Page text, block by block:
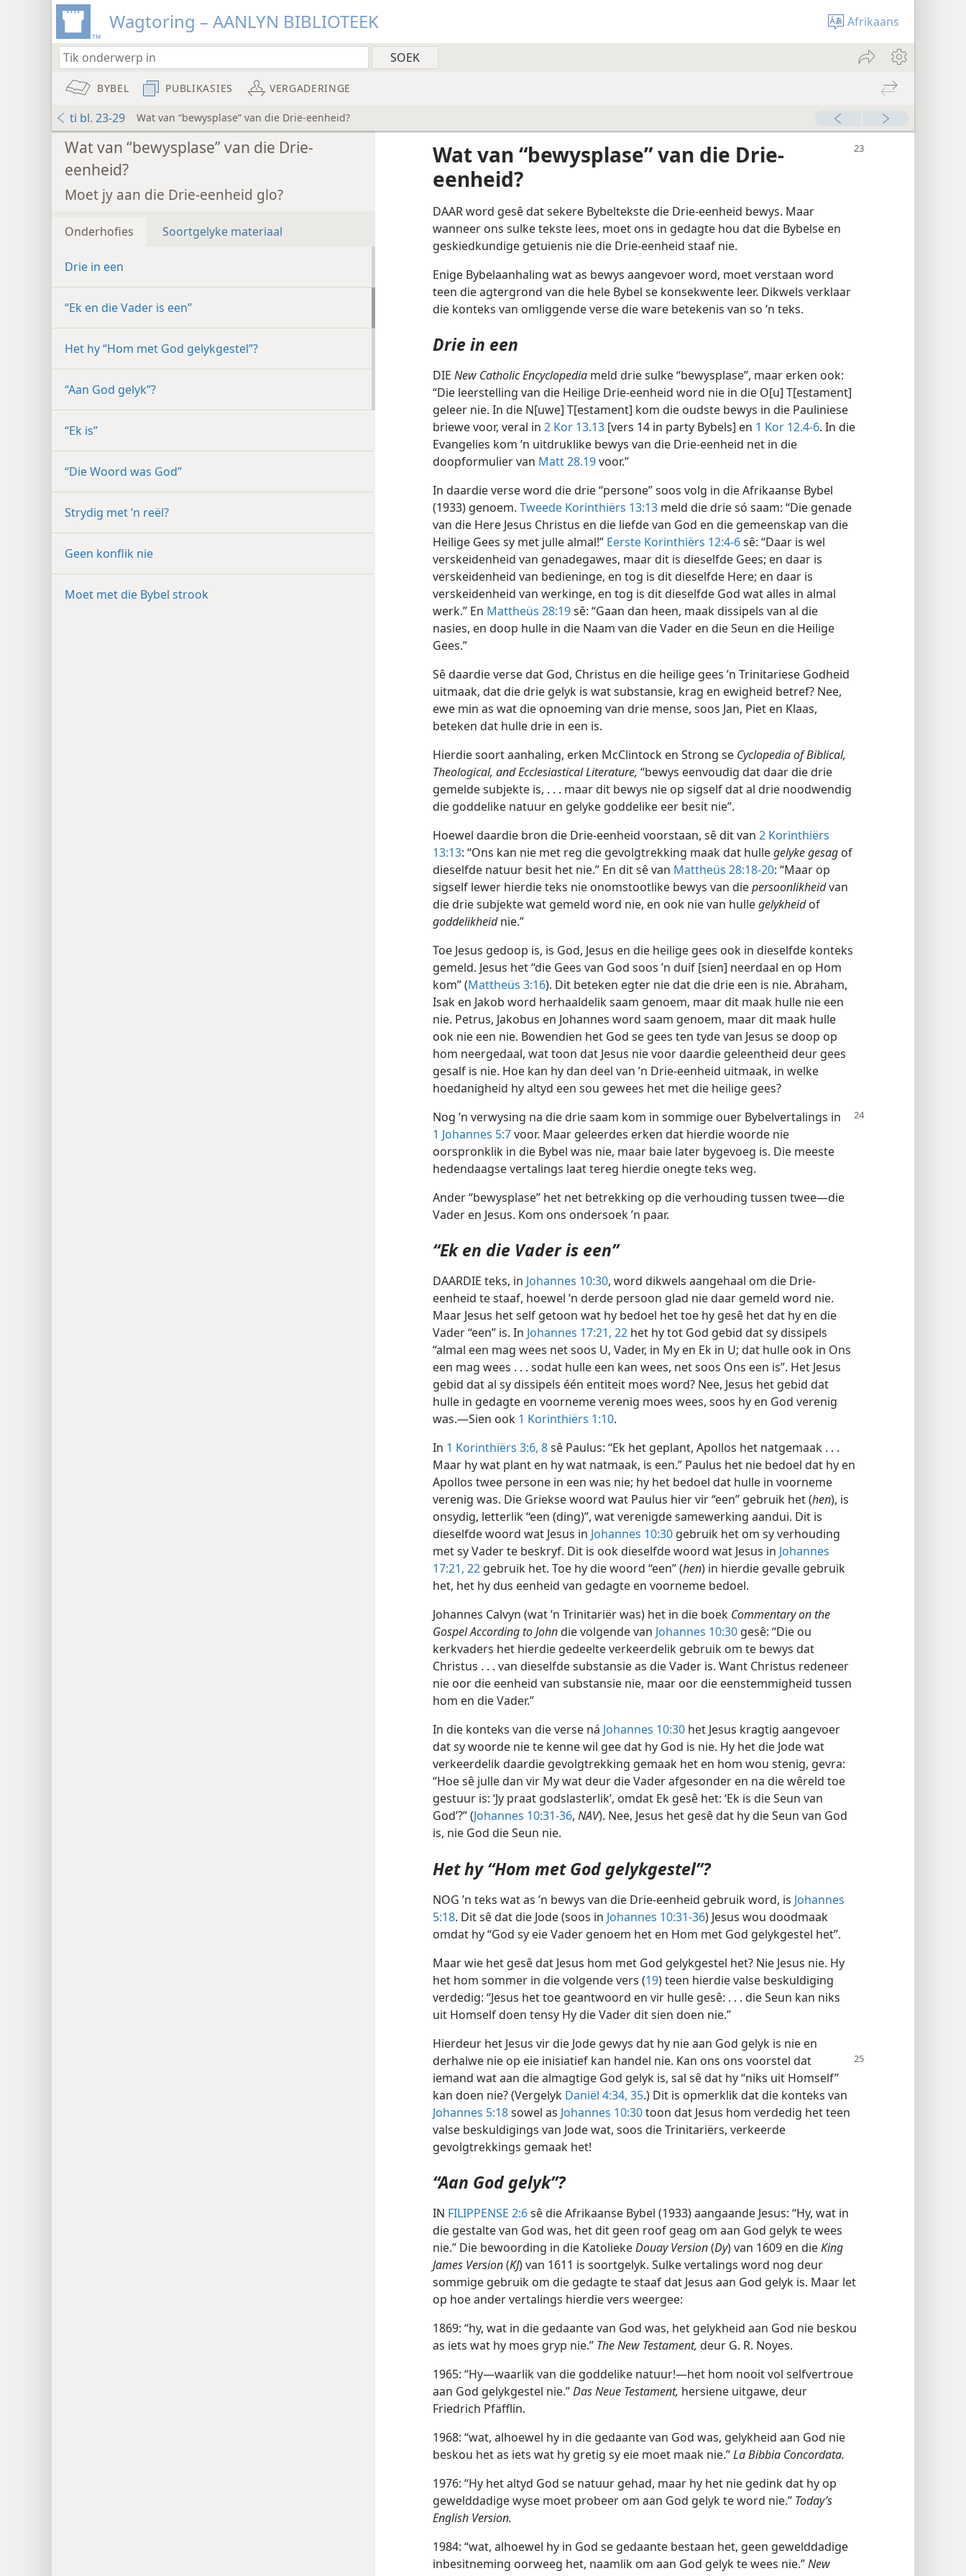
Wagtoring – AANLYN BIBLIOTEEK Afrikaans
BYBEL PUBLIKASIES VERGADERINGE
ti bl. 23-29 Wat van “bewysplase” van die Drie-eenheid?
Wat van “bewysplase” van die Drie-
eenheid?
Moet jy aan die Drie-eenheid glo?
Onderhofies Soortgelyke materiaal
Drie in een
“Ek en die Vader is een”
Het hy “Hom met God gelykgestel”?
“Aan God gelyk”?
“Ek is”
“Die Woord was God”
Strydig met ’n reël?
Geen konflik nie
Moet met die Bybel strook
Wat van “bewysplase” van die Drie-
eenheid?
DAAR word gesê dat sekere Bybeltekste die Drie-eenheid bewys. Maar
wanneer ons sulke tekste lees, moet ons in gedagte hou dat die Bybelse en
geskiedkundige getuienis nie die Drie-eenheid staaf nie.
Enige Bybelaanhaling wat as bewys aangevoer word, moet verstaan word
teen die agtergrond van die hele Bybel se konsekwente leer. Dikwels verklaar
die konteks van omliggende verse die ware betekenis van so ’n teks.
Drie in een
DIE New Catholic Encyclopedia meld drie sulke “bewysplase”, maar erken ook:
“Die leerstelling van die Heilige Drie-eenheid word nie in die O[u] T[estament]
geleer nie. In die N[uwe] T[estament] kom die oudste bewys in die Pauliniese
briewe voor, veral in 2 Kor 13.13 [vers 14 in party Bybels] en 1 Kor 12.4-6. In die
Evangelies kom ’n uitdruklike bewys van die Drie-eenheid net in die
doopformulier van Matt 28.19voor.”
In daardie verse word die drie “persone” soos volg in die Afrikaanse Bybel
(1933) genoem. Tweede Korinthiërs 13:13 meld die drie só saam: “Die genade
van die Here Jesus Christus en die liefde van God en die gemeenskap van die
Heilige Gees sy met julle almal!” Eerste Korinthiërs 12:4-6sê: “Daar is wel
verskeidenheid van genadegawes, maar dit is dieselfde Gees; en daar is
verskeidenheid van bedieninge, en tog is dit dieselfde Here; en daar is
verskeidenheid van werkinge, en tog is dit dieselfde God wat alles in almal
werk.” En Mattheüs 28:19sê: “Gaan dan heen, maak dissipels van al die
nasies, en doop hulle in die Naam van die Vader en die Seun en die Heilige
Gees.”
Sê daardie verse dat God, Christus en die heilige gees ’n Trinitariese Godheid
uitmaak, dat die drie gelyk is wat substansie, krag en ewigheid betref? Nee,
ewe min as wat die opnoeming van drie mense, soos Jan, Piet en Klaas,
beteken dat hulle drie in een is.
Hierdie soort aanhaling, erken McClintock en Strong se Cyclopedia of Biblical,
Theological, and Ecclesiastical Literature, “bewys eenvoudig dat daar die drie
gemelde subjekte is, . . . maar dit bewys nie op sigself dat al drie noodwendig
die goddelike natuur en gelyke goddelike eer besit nie”.
Hoewel daardie bron die Drie-eenheid voorstaan, sê dit van 2 Korinthiërs
13:13: “Ons kan nie met reg die gevolgtrekking maak dat hullegelyke gesag of
dieselfde natuur besit het nie.” En dit sê van Mattheüs 28:18-20: “Maar op
sigself lewer hierdie teks nie onomstootlike bewys van diepersoonlikheidvan
die drie subjekte wat gemeld word nie, en ook nie van hullegelykheidof
goddelikheidnie.”
Toe Jesus gedoop is, is God, Jesus en die heilige gees ook in dieselfde konteks
gemeld. Jesus het “die Gees van God soos ’n duif [sien] neerdaal en op Hom
kom” (Mattheüs 3:16). Dit beteken egter nie dat die drie een is nie. Abraham,
Isak en Jakob word herhaaldelik saam genoem, maar dit maak hulle nie een
nie. Petrus, Jakobus en Johannes word saam genoem, maar dit maak hulle
ook nie een nie. Bowendien het God se gees ten tyde van Jesus se doop op
hom neergedaal, wat toon dat Jesus nie voor daardie geleentheid deur gees
gesalf is nie. Hoe kan hy dan deel van ’n Drie-eenheid uitmaak, in welke
hoedanigheid hy altyd een sou gewees het met die heilige gees?
Nog ’n verwysing na die drie saam kom in sommige ouer Bybelvertalings in
1 Johannes 5:7voor. Maar geleerdes erken dat hierdie woorde nie
oorspronklik in die Bybel was nie, maar baie later bygevoeg is. Die meeste
hedendaagse vertalings laat tereg hierdie onegte teks weg.
Ander “bewysplase” het net betrekking op die verhouding tussen twee—die
Vader en Jesus. Kom ons ondersoek ’n paar.
“Ek en die Vader is een”
DAARDIE teks, in Johannes 10:30, word dikwels aangehaal om die Drie-
eenheid te staaf, hoewel ’n derde persoon glad nie daar gemeld word nie.
Maar Jesus het self getoon wat hy bedoel het toe hy gesê het dat hy en die
Vader “een” is. In Johannes 17:21, 22 het hy tot God gebid dat sy dissipels
“almal een mag wees net soos U, Vader, in My en Ek in U; dat hulle ook in Ons
een mag wees . . . sodat hulle een kan wees, net soos Ons een is”. Het Jesus
gebid dat al sy dissipels één entiteit moes word? Nee, Jesus het gebid dat
hulle in gedagte en voorneme verenig moes wees, soos hy en God verenig
was.—Sien ook 1 Korinthiërs 1:10.
In 1 Korinthiërs 3:6, 8sê Paulus: “Ek het geplant, Apollos het natgemaak . . .
Maar hy wat plant en hy wat natmaak, is een.” Paulus het nie bedoel dat hy en
Apollos twee persone in een was nie; hy het bedoel dat hulle in voorneme
verenig was. Die Griekse woord wat Paulus hier vir “een” gebruik het (hen), is
onsydig, letterlik “een (ding)”, wat verenigde samewerking aandui. Dit is
dieselfde woord wat Jesus in Johannes 10:30 gebruik het om sy verhouding
met sy Vader te beskryf. Dit is ook dieselfde woord wat Jesus in Johannes
17:21, 22 gebruik het. Toe hy die woord “een” (hen) in hierdie gevalle gebruik
het, het hy dus eenheid van gedagte en voorneme bedoel.
Johannes Calvyn (wat ’n Trinitariër was) het in die boek Commentary on the
Gospel According to Johndie volgende van Johannes 10:30 gesê: “Die ou
kerkvaders het hierdie gedeelte verkeerdelik gebruik om te bewys dat
Christus . . . van dieselfde substansie as die Vader is. Want Christus redeneer
nie oor die eenheid van substansie nie, maar oor die eenstemmigheid tussen
hom en die Vader.”
In die konteks van die verse ná Johannes 10:30 het Jesus kragtig aangevoer
dat sy woorde nie te kenne wil gee dat hy God is nie. Hy het die Jode wat
verkeerdelik daardie gevolgtrekking gemaak het en hom wou stenig, gevra:
“Hoe sê julle dan vir My wat deur die Vader afgesonder en na die wêreld toe
gestuur is: ‘Jy praat godslasterlik’, omdat Ek gesê het: ‘Ek is die Seun van
God’?” (Johannes 10:31-36, NAV). Nee, Jesus het gesê dat hy die Seun van God
is, nie God die Seun nie.
Het hy “Hom met God gelykgestel”?
NOG ’n teks wat as ’n bewys van die Drie-eenheid gebruik word, is Johannes
5:18. Dit sê dat die Jode (soos in Johannes 10:31-36) Jesus wou doodmaak
omdat hy “God sy eie Vader genoem het en Hom met God gelykgestel het”.
Maar wie het gesê dat Jesus hom met God gelykgestel het? Nie Jesus nie. Hy
het hom sommer in die volgende vers (19) teen hierdie valse beskuldiging
verdedig: “Jesus het toe geantwoord en vir hulle gesê: . . . die Seun kan niks
uit Homself doen tensy Hy die Vader dit sien doen nie.”
Hierdeur het Jesus vir die Jode gewys dat hy nie aan God gelyk is nie en
derhalwe nie op eie inisiatief kan handel nie. Kan ons ons voorstel dat
iemand wat aan die almagtige God gelyk is, sal sê dat hy “niks uit Homself”
kan doen nie? (Vergelyk Daniël 4:34, 35.) Dit is opmerklik dat die konteks van
Johannes 5:18sowel as Johannes 10:30toon dat Jesus hom verdedig het teen
valse beskuldigings van Jode wat, soos die Trinitariërs, verkeerde
gevolgtrekkings gemaak het!
“Aan God gelyk”?
IN FILIPPENSE 2:6sê die Afrikaanse Bybel (1933) aangaande Jesus: “Hy, wat in
die gestalte van God was, het dit geen roof geag om aan God gelyk te wees
nie.” Die bewoording in die KatoliekeDouay Version(Dy) van 1609 en dieKing
James Version(KJ) van 1611 is soortgelyk. Sulke vertalings word nog deur
sommige gebruik om die gedagte te staaf dat Jesus aan God gelyk is. Maar let
op hoe ander vertalings hierdie vers weergee:
1869: “hy, wat in die gedaante van God was, het gelykheid aan God nie beskou
as iets wat hy moes gryp nie.” The New Testament, deur G. R. Noyes.
1965: “Hy—waarlik van die goddelike natuur!—het hom nooit vol selfvertroue
aan God gelykgestel nie.”Das Neue Testament, hersiene uitgawe, deur
Friedrich Pfäfflin.
1968: “wat, alhoewel hy in die gedaante van God was, gelykheid aan God nie
beskou het as iets wat hy gretig sy eie moet maak nie.”La Bibbia Concordata.
1976: “Hy het altyd God se natuur gehad, maar hy het nie gedink dat hy op
gewelddadige wyse moet probeer om aan God gelyk te word nie.” Today’s
English Version.
1984: “wat, alhoewel hy in God se gedaante bestaan het, geen gewelddadige
inbesitneming oorweeg het, naamlik om aan God gelyk te wees nie.”New